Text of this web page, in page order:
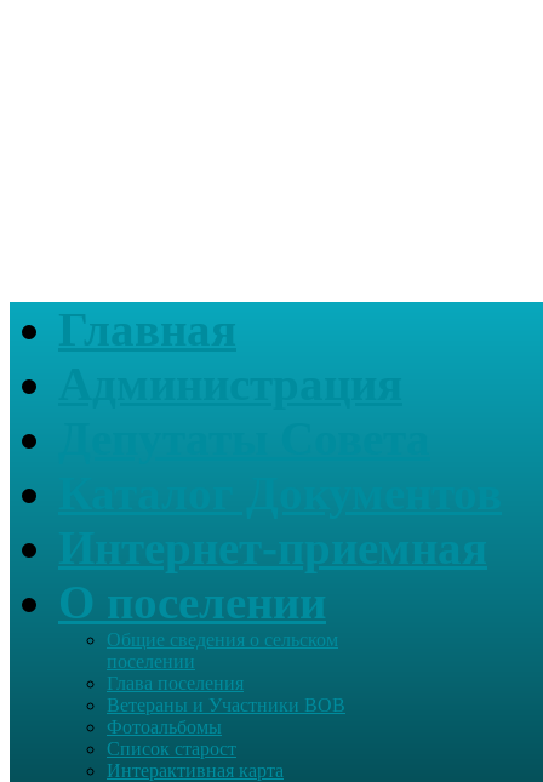
Главная
О поселении
Общие сведения о сельском
поселении
Глава поселения
Ветераны и Участники ВОВ
Фотоальбомы
Список старост
Интерактивная карта